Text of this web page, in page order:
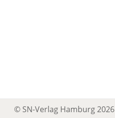
© SN-Verlag Hamburg 2026